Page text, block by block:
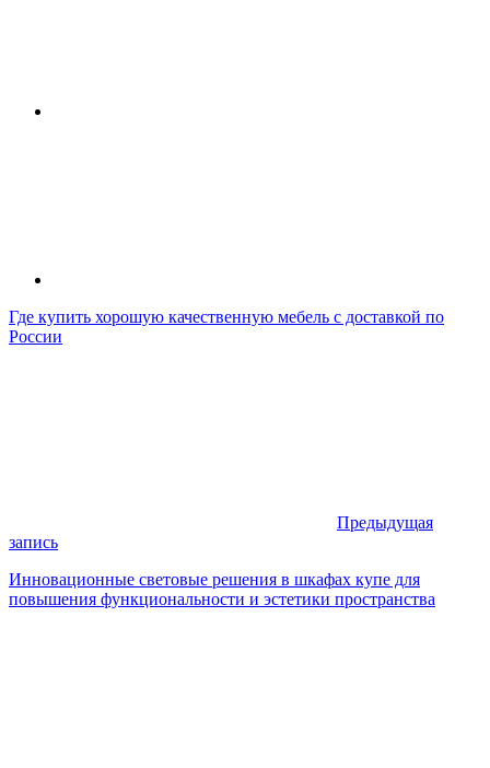
Где купить хорошую качественную мебель с доставкой по
России
Предыдущая
запись
Инновационные световые решения в шкафах купе для
повышения функциональности и эстетики пространства